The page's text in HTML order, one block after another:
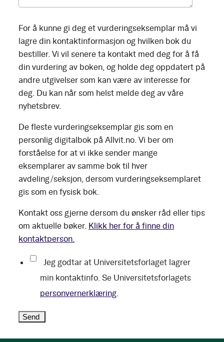
For å kunne gi deg et vurderingseksemplar må vi
lagre din kontaktinformasjon og hvilken bok du
bestiller. Vi vil senere ta kontakt med deg for å få
din vurdering av boken, og holde deg oppdatert på
andre utgivelser som kan være av interesse for
deg. Du kan når som helst melde deg av våre
nyhetsbrev.
De fleste vurderingseksemplar gis som en
personlig digitalbok på Allvit.no. Vi ber om
forståelse for at vi ikke sender mange
eksemplarer av samme bok til hver
avdeling/seksjon, dersom vurderingseksemplaret
gis som en fysisk bok.
Kontakt oss gjerne dersom du ønsker råd eller tips
om aktuelle bøker. Klikk her for å finne din
kontaktperson.
Jeg godtar at Universitetsforlaget lagrer
min kontaktinfo. Se Universitetsforlagets
personvernerklæring.